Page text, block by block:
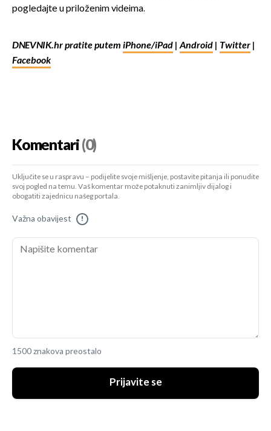
pogledajte u priloženim videima.
DNEVNIK.hr pratite putem iPhone/iPad |Android | Twitter |
Facebook
Komentari(0)
Uključite se u raspravu – podijelite svoje mišljenje, postavite pitanja ili ponudite
svoj pogled na temu. Vaš komentar može potaknuti zanimljiv dijalog i
obogatiti zajednicu našeg portala.
Važna obavijest !
1500 znakova preostalo
Prijavite se